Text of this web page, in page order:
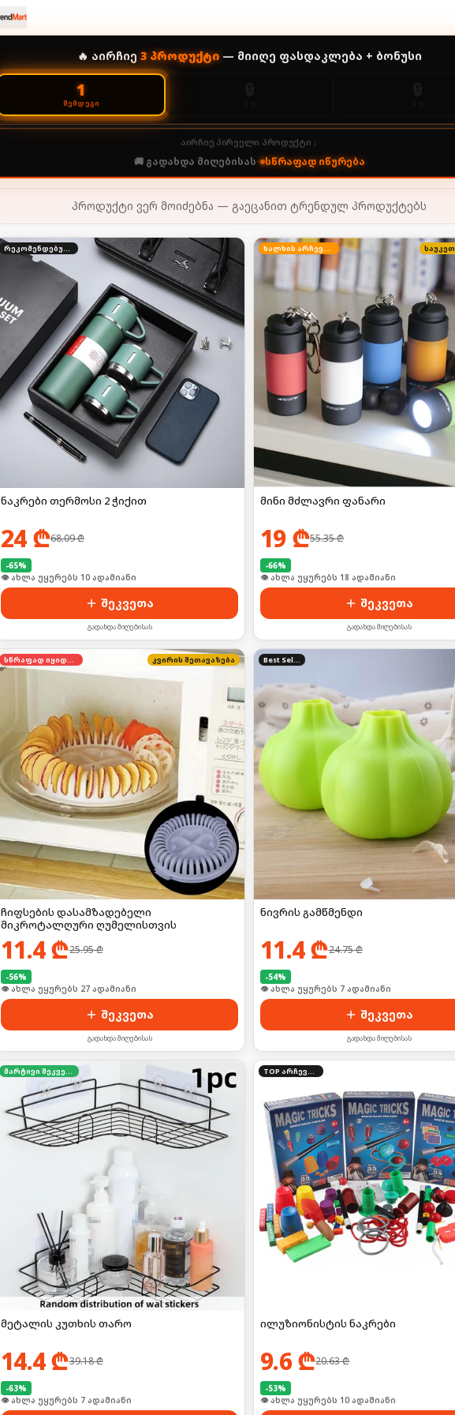
🔥 აირჩიე 3პროდუქტი— მიიღე ფასდაკლება + ბონუსი
1
ᲨᲔᲛᲓᲔᲒᲘ
აირჩიე პირველი პროდუქტი ↓
🚚 გადახდა მიღებისას• სწრაფად იწურება
პროდუქტი ვერ მოიძებნა — გაეცანით ტრენდულ პროდუქტებს
რეკომენდებული
ნაკრები თერმოსი 2 ჭიქით
24₾68.09₾
-65%
🛒 ბოლო 24სთ-ში იყიდა 16-მა
შეკვეთა
გადახდა მიღებისას
ხალხის არჩევანი
მინი მძლავრი ფანარი
19₾55.35₾
-66%
🛒 ბოლო 24სთ-ში იყიდა 25-მა
შეკვეთა
გადახდა მიღებისას
სწრაფად იყიდება კვირის შეთავაზება
ჩიფსების დასამზადებელი
მიკროტალღური ღუმელისთვის
11.4₾25.95₾
-56%
🛒 ბოლო 24სთ-ში იყიდა 36-მა
შეკვეთა
გადახდა მიღებისას
Best Seller
ნივრის გამწმენდი
11.4₾24.75₾
-54%
🛒 ბოლო 24სთ-ში იყიდა 8-მა
შეკვეთა
გადახდა მიღებისას
მარტივი შეკვეთა
მეტალის კუთხის თარო
14.4₾39.18₾
-63%
🛒 ბოლო 24სთ-ში იყიდა 13-მა
TOP არჩევანი
ილუზიონისტის ნაკრები
9.6₾20.63₾
-53%
👁 ახლა უყურებს 10 ადამიანი